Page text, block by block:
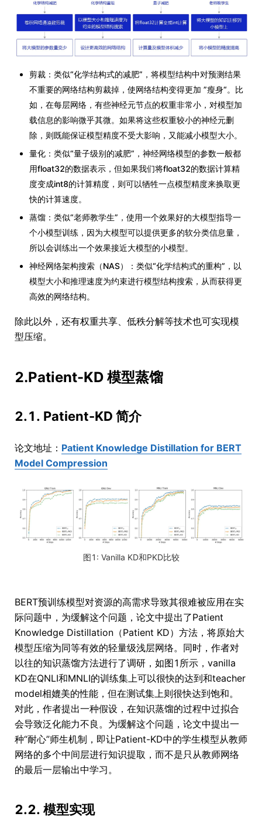
剪裁：类似“化学结构式的减肥”，将模型结构中对预测结果
不重要的网络结构剪裁掉，使网络结构变得更加 ”瘦身“。比
如，在每层网络，有些神经元节点的权重非常小，对模型加
载信息的影响微乎其微。如果将这些权重较小的神经元删
除，则既能保证模型精度不受大影响，又能减小模型大小。
量化：类似“量子级别的减肥”，神经网络模型的参数一般都
用float32的数据表示，但如果我们将float32的数据计算精
度变成int8的计算精度，则可以牺牲一点模型精度来换取更
快的计算速度。
蒸馏：类似“老师教学生”，使用一个效果好的大模型指导一
个小模型训练，因为大模型可以提供更多的软分类信息量，
所以会训练出一个效果接近大模型的小模型。
神经网络架构搜索（NAS）：类似“化学结构式的重构”，以
模型大小和推理速度为约束进行模型结构搜索，从而获得更
高效的网络结构。
除此以外，还有权重共享、低秩分解等技术也可实现模
型压缩。
2.Patient-KD 模型蒸馏
2.1. Patient-KD 简介
论文地址： Patient Knowledge Distillation for BERT
Model Compression
图1: Vanilla KD和PKD比较
BERT预训练模型对资源的高需求导致其很难被应用在实
际问题中，为缓解这个问题，论文中提出了Patient
Knowledge Distillation（Patient KD）方法，将原始大
模型压缩为同等有效的轻量级浅层网络。同时，作者对
以往的知识蒸馏方法进行了调研，如图1所示，vanilla
KD在QNLI和MNLI的训练集上可以很快的达到和teacher
model相媲美的性能，但在测试集上则很快达到饱和。
对此，作者提出一种假设，在知识蒸馏的过程中过拟合
会导致泛化能力不良。为缓解这个问题，论文中提出一
种“耐心”师生机制，即让Patient-KD中的学生模型从教师
网络的多个中间层进行知识提取，而不是只从教师网络
的最后一层输出中学习。
2.2. 模型实现